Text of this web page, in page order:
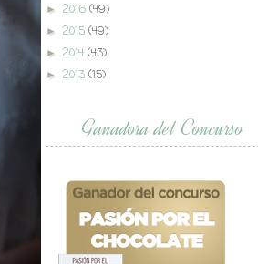
► 2016 (49)
► 2015 (49)
► 2014 (43)
► 2013 (15)
Ganadora del Concurso